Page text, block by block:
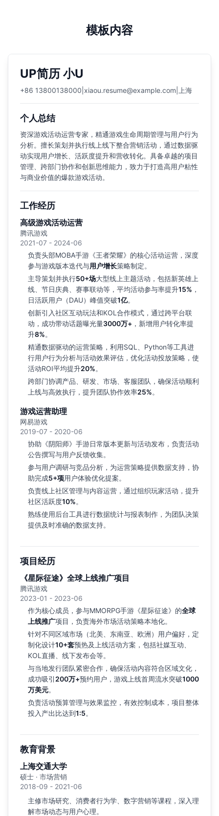
模板内容
UP简历 小U
+86 13800138000 xiaou.resume@example.com 上海
个人总结
资深游戏活动运营专家，精通游戏生命周期管理与用户行为
分析。擅长策划并执行线上线下整合营销活动，通过数据驱
动实现用户增长、活跃度提升和营收转化。具备卓越的项目
管理、跨部门协作和创新思维能力，致力于打造高用户粘性
与商业价值的爆款游戏活动。
工作经历
高级游戏活动运营
腾讯游戏
2021-07 - 2024-06
负责头部MOBA手游《王者荣耀》的核心活动运营，深度
参与游戏版本迭代与用户增长策略制定。
主导策划并执行50+场大型线上主题活动，包括新英雄上
线、节日庆典、赛事联动等，平均活动参与率提升15% ，
日活跃用户（DAU）峰值突破1亿。
创新引入社区互动玩法和KOL合作模式，通过跨平台联
动，成功带动话题曝光量3000万+ ，新增用户转化率提
升8%。
精通数据驱动的运营策略，利用SQL、Python等工具进
行用户行为分析与活动效果评估，优化活动投放策略，使
活动ROI平均提升20%。
跨部门协调产品、研发、市场、客服团队，确保活动顺利
上线与高效执行，提升团队协作效率25%。
游戏运营助理
网易游戏
2019-07 - 2020-06
协助《阴阳师》手游日常版本更新与活动发布，负责活动
公告撰写与用户反馈收集。
参与用户调研与竞品分析，为运营策略提供数据支持，协
助完成5+项用户体验优化提案。
负责线上社区管理与内容运营，通过组织玩家活动，提升
社区活跃度10%。
熟练使用后台工具进行数据统计与报表制作，为团队决策
提供及时准确的数据支持。
项目经历
《星际征途》全球上线推广项目
腾讯游戏
2023-01 - 2023-06
作为核心成员，参与MMORPG手游《星际征途》的全球
上线推广项目，负责海外市场活动策略本地化。
针对不同区域市场（北美、东南亚、欧洲）用户偏好，定
制化设计10+套预热及上线活动方案，包括社媒互动、
KOL直播、线下发布会等。
与当地发行团队紧密合作，确保活动内容符合区域文化，
成功吸引 200万+预约用户，游戏上线首周流水突破1000
万美元。
负责活动预算管理与效果监控，有效控制成本，项目整体
投入产出比达到1:5。
教育背景
上海交通大学
硕士 · 市场营销
2018-09 - 2021-06
主修市场研究、消费者行为学、数字营销等课程，深入理
解市场动态与用户心理。